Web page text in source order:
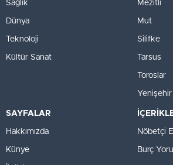
Sağlık
Dünya
Teknoloji
Kültür Sanat
Mezitli
Mut
Silifke
Tarsus
Toroslar
Yenişehir
SAYFALAR
Hakkımızda
Künye
Nöbetçi
Burç